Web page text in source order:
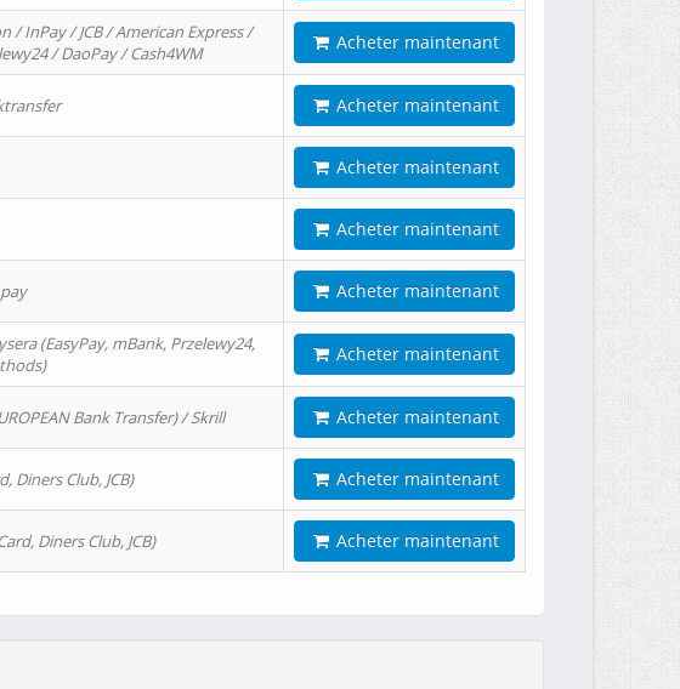
/ InPay / JCB / American Express /
/ DaoPay / Cash4WM
Acheter maintenant
Acheter maintenant
Acheter maintenant
Acheter maintenant
Acheter maintenant
(EasyPay, mBank, Przelewy24,
Acheter maintenant
Bank Transfer) / Skrill Acheter maintenant
Diners Club, JCB) Acheter maintenant
Diners Club, JCB) Acheter maintenant